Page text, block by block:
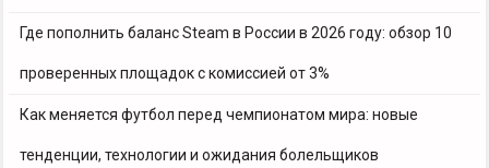
Где пополнить баланс Steam в России в 2026 году: обзор 10
проверенных площадок с комиссией от 3%
Как меняется футбол перед чемпионатом мира: новые
тенденции, технологии и ожидания болельщиков